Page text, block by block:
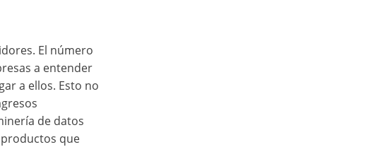
El número
a entender
a ellos. Esto no
de datos
que